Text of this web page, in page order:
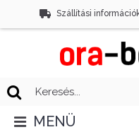
Szállítási
MENÜ